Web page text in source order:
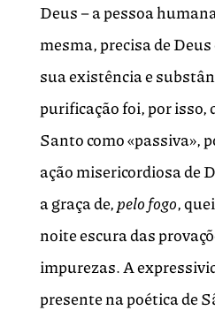
Deus – a pessoa
mesma, precisa de
sua existência e
purificação foi, por isso,
Santo como «passiva»,
ação misericordiosa de
a graça de,pelo fogo,
noite escura das
impurezas. A
presente na poética de